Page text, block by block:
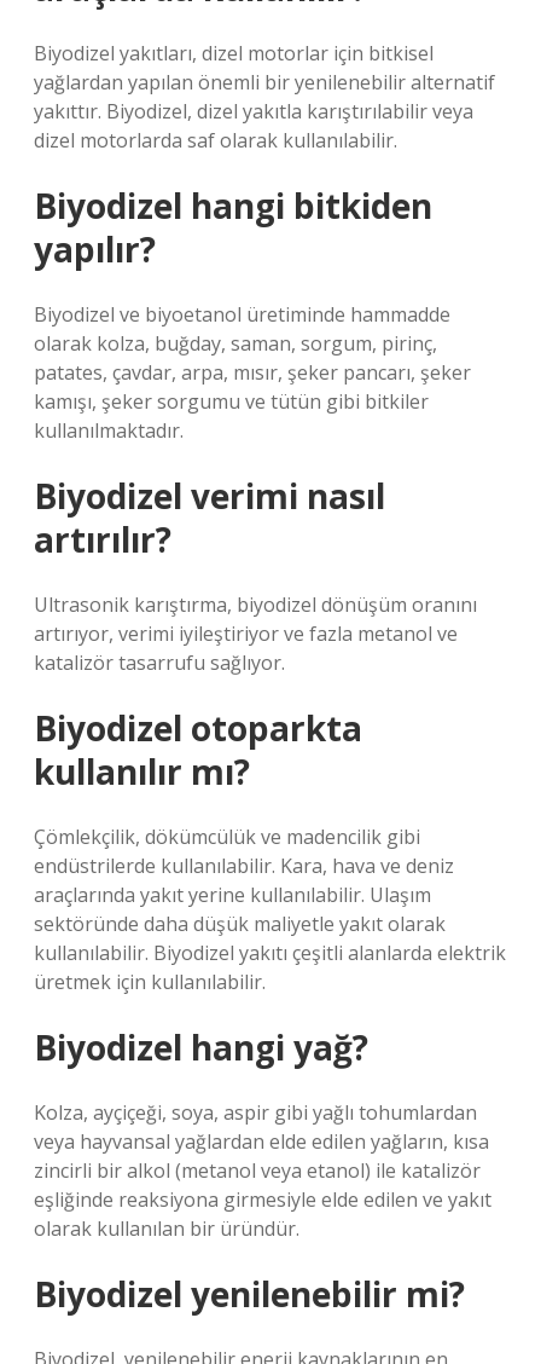
Biyodizel yakıtları, dizel motorlar için bitkisel
yağlardan yapılan önemli bir yenilenebilir alternatif
yakıttır. Biyodizel, dizel yakıtla karıştırılabilir veya
dizel motorlarda saf olarak kullanılabilir.
Biyodizel hangi bitkiden
yapılır?
Biyodizel ve biyoetanol üretiminde hammadde
olarak kolza, buğday, saman, sorgum, pirinç,
patates, çavdar, arpa, mısır, şeker pancarı, şeker
kamışı, şeker sorgumu ve tütün gibi bitkiler
kullanılmaktadır.
Biyodizel verimi nasıl
artırılır?
Ultrasonik karıştırma, biyodizel dönüşüm oranını
artırıyor, verimi iyileştiriyor ve fazla metanol ve
katalizör tasarrufu sağlıyor.
Biyodizel otoparkta
kullanılır mı?
Çömlekçilik, dökümcülük ve madencilik gibi
endüstrilerde kullanılabilir. Kara, hava ve deniz
araçlarında yakıt yerine kullanılabilir. Ulaşım
sektöründe daha düşük maliyetle yakıt olarak
kullanılabilir. Biyodizel yakıtı çeşitli alanlarda elektrik
üretmek için kullanılabilir.
Biyodizel hangi yağ?
Kolza, ayçiçeği, soya, aspir gibi yağlı tohumlardan
veya hayvansal yağlardan elde edilen yağların, kısa
zincirli bir alkol (metanol veya etanol) ile katalizör
eşliğinde reaksiyona girmesiyle elde edilen ve yakıt
olarak kullanılan bir üründür.
Biyodizel yenilenebilir mi?